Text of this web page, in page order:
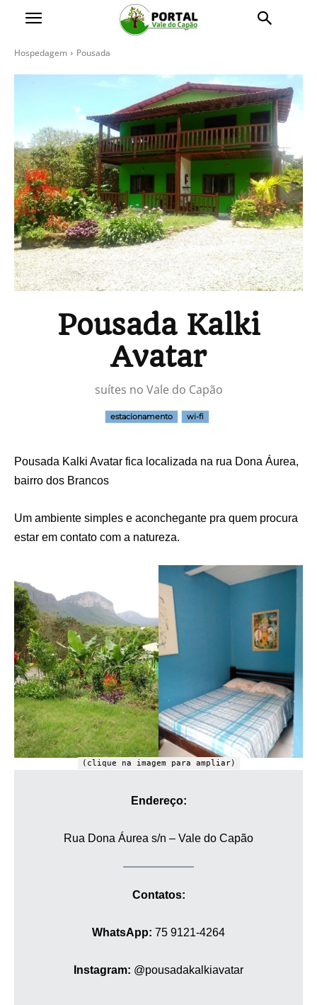
Hospedagem Pousada
Pousada Kalki
Avatar
suítes no Vale do Capão
estacionamento wi-fi
Pousada Kalki Avatar fica localizada na rua Dona Áurea,
bairro dos Brancos
Um ambiente simples e aconchegante pra quem procura
estar em contato com a natureza.
(clique na imagem para ampliar)
Endereço:
Rua Dona Áurea s/n – Vale do Capão
Contatos:
WhatsApp: 75 9121-4264
Instagram: @pousadakalkiavatar